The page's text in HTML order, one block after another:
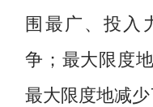
围最广、投入
争；最大限度
最大限度地减少